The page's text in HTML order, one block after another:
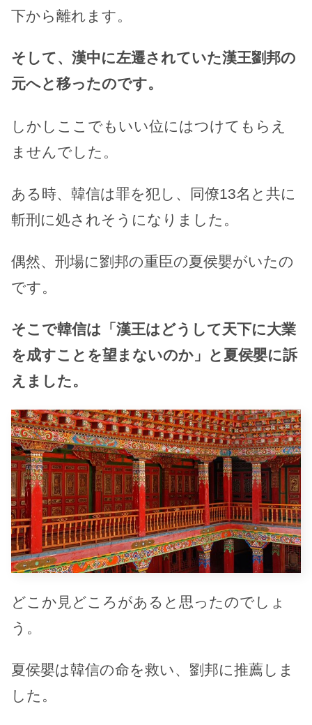
下から離れます。
そして、漢中に左遷されていた漢王劉邦の
元へと移ったのです。
しかしここでもいい位にはつけてもらえ
ませんでした。
ある時、韓信は罪を犯し、同僚13名と共に
斬刑に処されそうになりました。
偶然、刑場に劉邦の重臣の夏侯嬰がいたの
です。
そこで韓信は「漢王はどうして天下に大業
を成すことを望まないのか」と夏侯嬰に訴
えました。
どこか見どころがあると思ったのでしょ
う。
夏侯嬰は韓信の命を救い、劉邦に推薦しま
した。